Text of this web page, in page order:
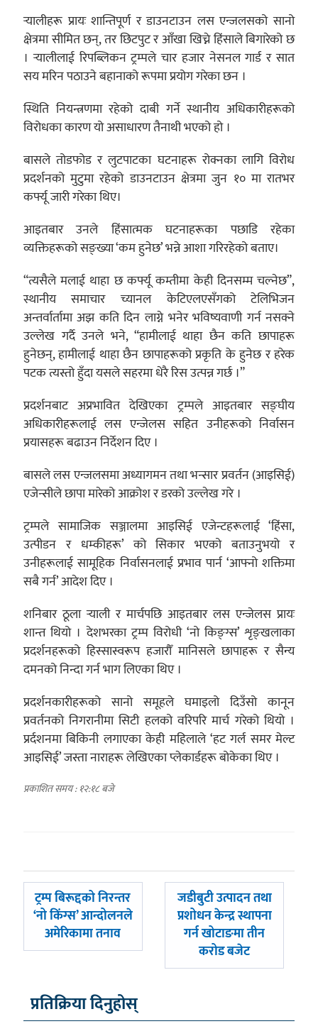
र्‍यालीहरू प्रायः शान्तिपूर्ण र डाउनटाउन लस एन्जलसको सानो
क्षेत्रमा सीमित छन्, तर छिटपुट र आँखा खिच्ने हिंसाले बिगारेको छ
। र्‍यालीलाई रिपब्लिकन ट्रम्पले चार हजार नेसनल गार्ड र सात
सय मरिन पठाउने बहानाको रूपमा प्रयोग गरेका छन ।
स्थिति नियन्त्रणमा रहेको दाबी गर्ने स्थानीय अधिकारीहरूको
विरोधका कारण यो असाधारण तैनाथी भएको हो ।
बासले तोडफोड र लुटपाटका घटनाहरू रोक्नका लागि विरोध
प्रदर्शनको मुटुमा रहेको डाउनटाउन क्षेत्रमा जुन १० मा रातभर
कर्फ्यू जारी गरेका थिए।
आइतबार उनले हिंसात्मक घटनाहरूका पछाडि रहेका
व्यक्तिहरूको सङ्ख्या ‘कम हुनेछ’ भन्ने आशा गरिरहेको बताए।
“त्यसैले मलाई थाहा छ कर्फ्यू कम्तीमा केही दिनसम्म चल्नेछ”,
स्थानीय समाचार च्यानल केटिएलएसँगको टेलिभिजन
अन्तर्वार्तामा अझ कति दिन लाग्ने भनेर भविष्यवाणी गर्न नसक्ने
उल्लेख गर्दै उनले भने, “हामीलाई थाहा छैन कति छापाहरू
हुनेछन्, हामीलाई थाहा छैन छापाहरूको प्रकृति के हुनेछ र हरेक
पटक त्यस्तो हुँदा यसले सहरमा धेरै रिस उत्पन्न गर्छ ।”
प्रदर्शनबाट अप्रभावित देखिएका ट्रम्पले आइतबार सङ्घीय
अधिकारीहरूलाई लस एन्जेलस सहित उनीहरूको निर्वासन
प्रयासहरू बढाउन निर्देशन दिए ।
बासले लस एन्जलसमा अध्यागमन तथा भन्सार प्रवर्तन (आइसिई)
एजेन्सीले छापा मारेको आक्रोश र डरको उल्लेख गरे ।
ट्रम्पले सामाजिक सञ्जालमा आइसिई एजेन्टहरूलाई ‘हिंसा,
उत्पीडन र धम्कीहरू’ को सिकार भएको बताउनुभयो र
उनीहरूलाई सामूहिक निर्वासनलाई प्रभाव पार्न ‘आफ्नो शक्तिमा
सबै गर्न’ आदेश दिए ।
शनिबार ठूला र्‍याली र मार्चपछि आइतबार लस एन्जेलस प्रायः
शान्त थियो । देशभरका ट्रम्प विरोधी ‘नो किङ्ग्स’ शृङ्खलाका
प्रदर्शनहरूको हिस्सास्वरूप हजारौँ मानिसले छापाहरू र सैन्य
दमनको निन्दा गर्न भाग लिएका थिए ।
प्रदर्शनकारीहरूको सानो समूहले घमाइलो दिउँसो कानून
प्रवर्तनको निगरानीमा सिटी हलको वरिपरि मार्च गरेको थियो ।
प्रर्दशनमा बिकिनी लगाएका केही महिलाले ‘हट गर्ल समर मेल्ट
आइसिई’ जस्ता नाराहरू लेखिएका प्लेकार्डहरू बोकेका थिए ।
प्रकाशित समय : १२:१८ बजे
पछिल्लाे
-
ट्रम्प बिरूद्दको निरन्तर
‘नो किंग्स’ आन्दोलनले
अमेरिकामा तनाव
अघिल्लाे
-
जडीबुटी उत्पादन तथा
प्रशोधन केन्द्र स्थापना
गर्न खोटाङमा तीन
करोड बजेट
प्रतिक्रिया दिनुहोस्